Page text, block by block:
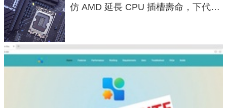
仿 AMD 延長 CPU 插槽壽命，下代